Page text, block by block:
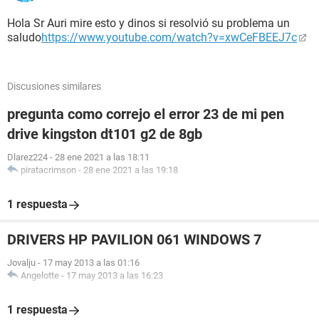
Hola Sr Auri mire esto y dinos si resolvió su problema un
saludohttps://www.youtube.com/watch?v=xwCeFBEEJ7c
Discusiones similares
pregunta como correjo el error 23 de mi pen
drive kingston dt101 g2 de 8gb
Dlarez224 - 28 ene 2021 a las 18:11
piratacrimson - 28 ene 2021 a las 19:18
1 respuesta
DRIVERS HP PAVILION 061 WINDOWS 7
Jovalju - 17 may 2013 a las 01:16
Angelotte - 17 may 2013 a las 16:23
1 respuesta